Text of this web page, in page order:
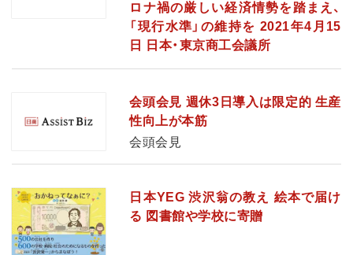
ロナ禍の厳しい経済情勢を踏まえ、
「現行水準」の維持を 2021年4月15
日 日本・東京商工会議所
会頭会見 週休3日導入は限定的 生産
性向上が本筋
会頭会見
日本YEG 渋沢翁の教え 絵本で届け
る 図書館や学校に寄贈